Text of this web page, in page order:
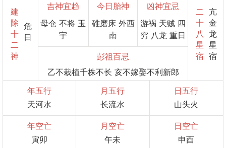
建
除
十
二
神
危
日
吉神宜趋
母仓 不将 玉
宇
今日胎神
碓磨床 外西
南
凶神宜忌
游祸 天贼 四
穷 八龙 重日
彭祖百忌
乙不栽植千株不长 亥不嫁娶不利新郎
二
十
八
星
宿
亢
金
龙
星
宿
年五行
天河水
月五行
长流水
日五行
山头火
年空亡
寅卯
月空亡
午未
日空亡
申酉